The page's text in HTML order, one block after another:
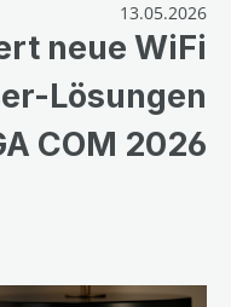
13.05.2026
neue WiFi
Lösungen
COM 2026